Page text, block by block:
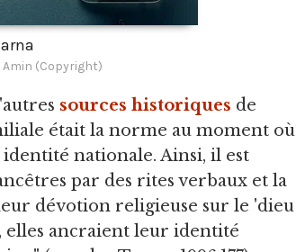
(Copyright)
sources historiques de
était la norme au moment où
nationale. Ainsi, il est
par des rites verbaux et la
dévotion religieuse sur le 'dieu
elles ancraient leur identité